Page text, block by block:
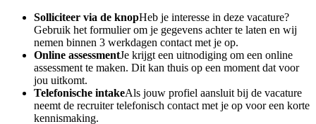
Solliciteer via de knopHeb je interesse in deze vacature?
Gebruik het formulier om je gegevens achter te laten en wij
nemen binnen 3 werkdagen contact met je op.
Online assessmentJe krijgt een uitnodiging om een online
assessment te maken. Dit kan thuis op een moment dat voor
jou uitkomt.
Telefonische intakeAls jouw profiel aansluit bij de vacature
neemt de recruiter telefonisch contact met je op voor een korte
kennismaking.